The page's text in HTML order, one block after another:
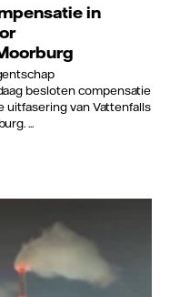
in
besloten compensatie
uitfasering van Vattenfalls
...